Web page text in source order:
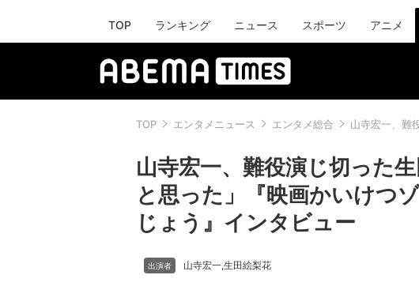
TOP ランキング ニュース スポーツ アニメ
TOP エンタメニュース エンタメ総合 山寺宏一、難
山寺宏一、難役演じ切った
と思った」『映画かいけつ
じょう』インタビュー
山寺宏一,生田絵梨花